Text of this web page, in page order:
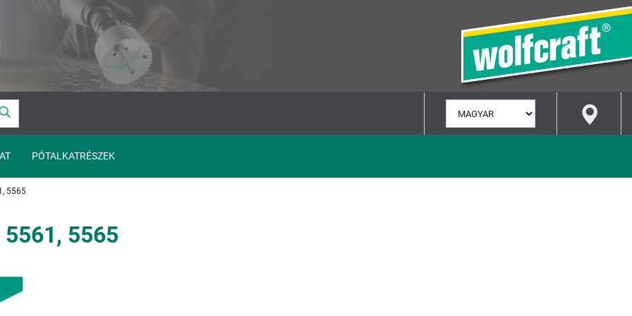
KIVÁLASZTÁSA
PÓTALKATRÉSZEK
5565
5565